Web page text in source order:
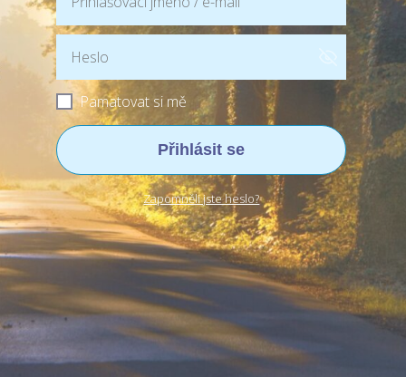
Pamatovat si mě
Přihlásit se
Zapomněli jste heslo?